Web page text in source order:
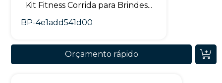
Kit Fitness Corrida para Brindes...
BP-4e1add541d00
Orçamento rápido